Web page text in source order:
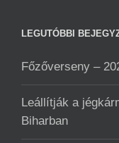
LEGUTÓBBI
Főzőverseny –
Leállítják a
Biharban